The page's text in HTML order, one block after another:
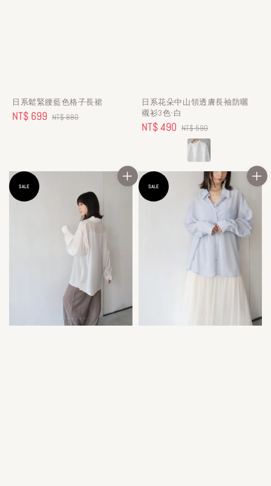
日系鬆緊腰藍色格子長裙
Sale
NT$ 699 Regular
NT$ 880
日系花朵中山領透膚長袖防曬
襯衫3色-白
Sale
NT$ 490 Regular
price
NT$ 590
SALE SALE